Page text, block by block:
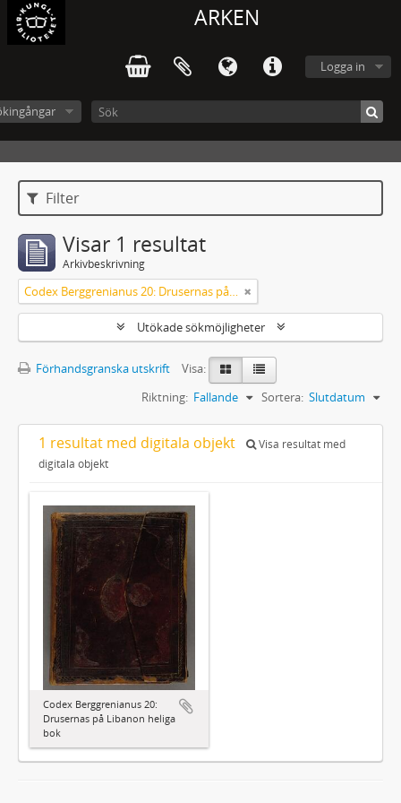
ARKEN
Logga in
Filter
Visar 1 resultat
Arkivbeskrivning
Codex Berggrenianus 20: Drusernas på Libanon heliga bok
Utökade sökmöjligheter
Förhandsgranska utskrift
Visa:
Sortera: Slutdatum
Riktning: Fallande
1 resultat med digitala objekt
Visa resultat med
digitala objekt
Codex Berggrenianus 20:
Drusernas på Libanon heliga
bok